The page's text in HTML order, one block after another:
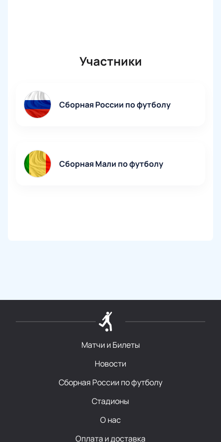
Участники
Сборная России по футболу
Сборная Мали по футболу
Матчи и Билеты
Новости
Сборная России по футболу
Стадионы
О нас
Оплата и доставка